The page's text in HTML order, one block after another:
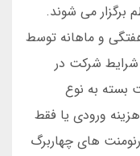
برگزار می شوند.
و ماهانه توسط
شرکت در
بسته به نوع
ورودی یا فقط
های چهاربرگ